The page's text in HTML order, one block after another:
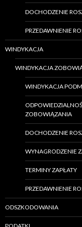
DOCHODZENIE
PRZEDAWNIENIE
WINDYKACJA
WINDYKACJA
WINDYKACJA
ZOBOWIĄZANIA
DOCHODZENIE
WYNAGRODZENIE
TERMINY ZAPŁATY
PRZEDAWNIENIE
ODSZKODOWANIA